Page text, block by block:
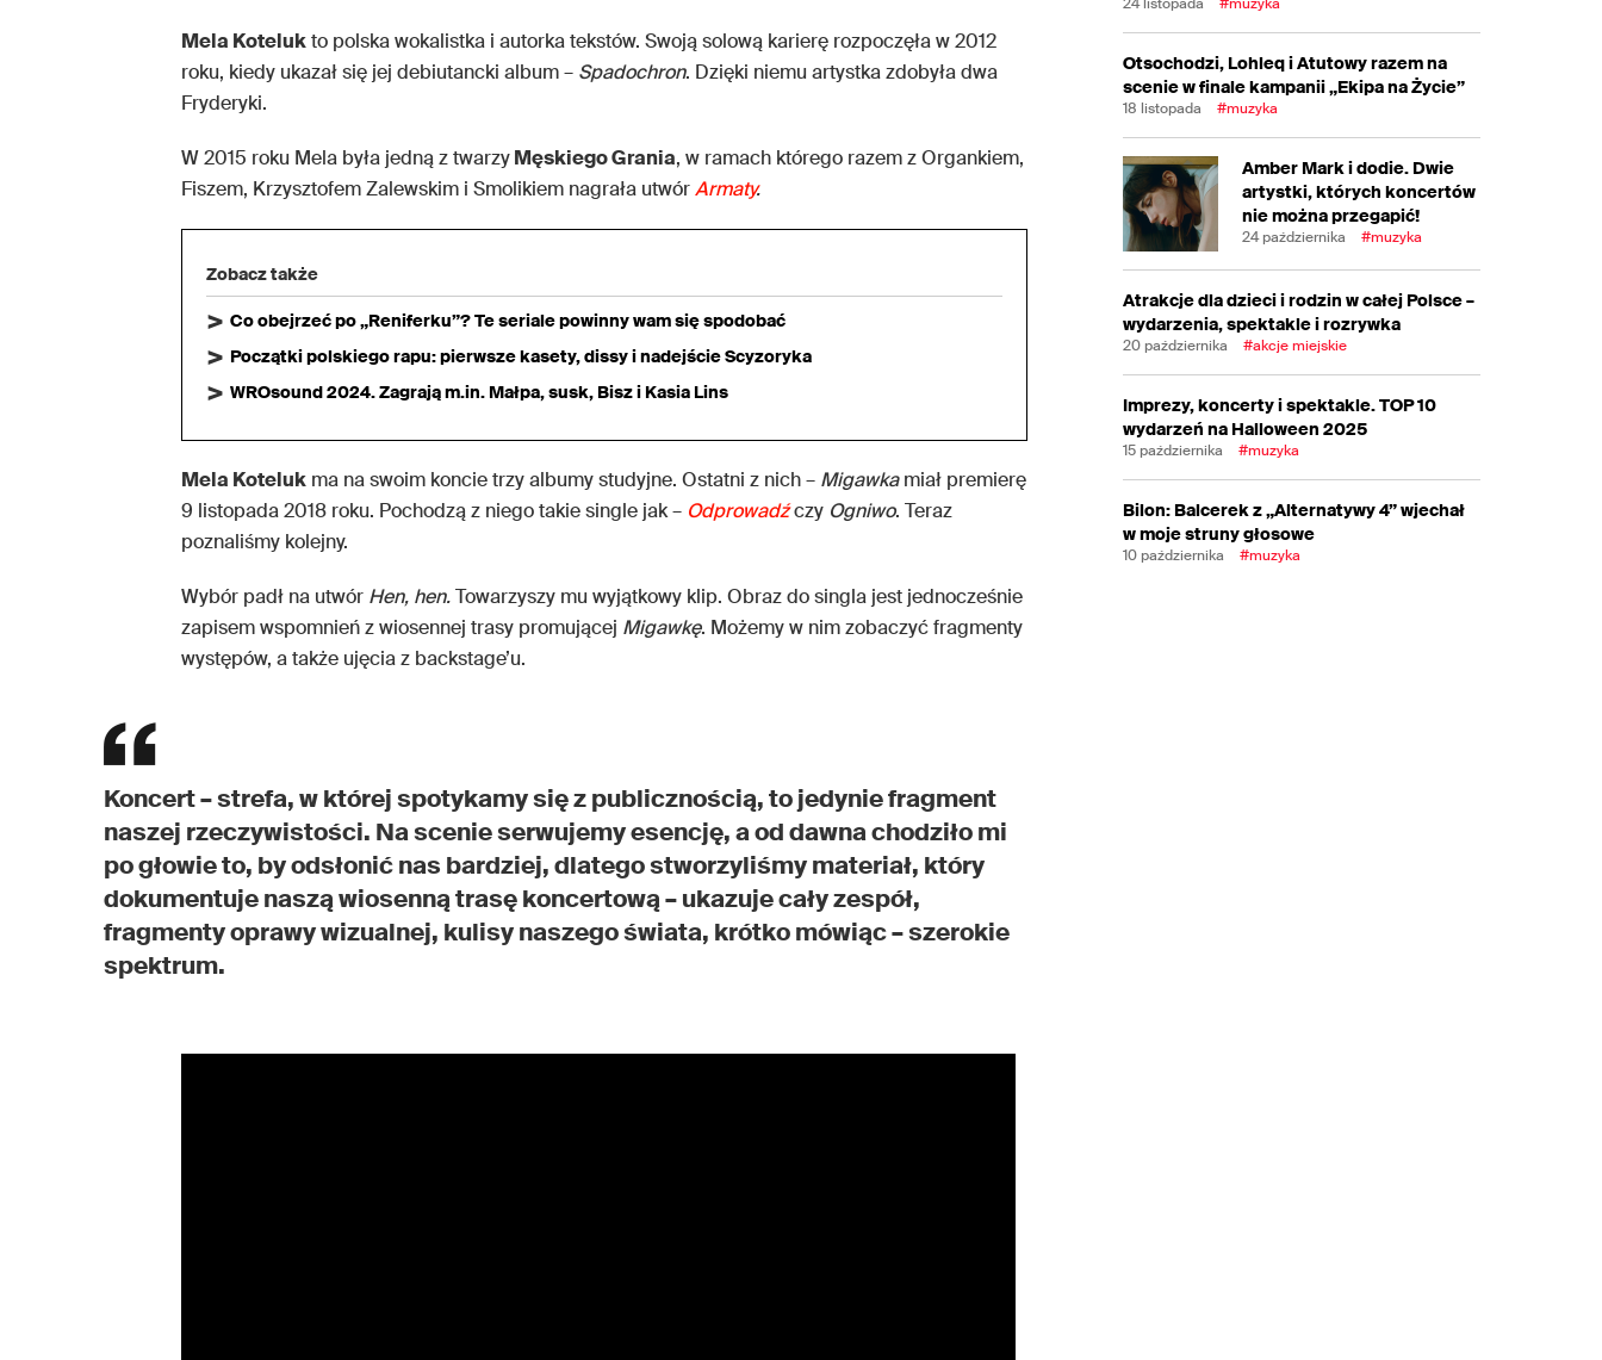
Mela Kotelukto polska wokalistka i autorka tekstów. Swoją solową karierę rozpoczęła w 2012
roku, kiedy ukazał się jej debiutancki album – Spadochron. Dzięki niemu artystka zdobyła dwa
Fryderyki.
W 2015 roku Mela była jedną z twarzyMęskiego Grania, w ramach którego razem z Organkiem,
Fiszem, Krzysztofem Zalewskim i Smolikiem nagrała utwórArmaty.
Zobacz także
Co obejrzeć po „Reniferku”? Te seriale powinny wam się spodobać
Początki polskiego rapu: pierwsze kasety, dissy i nadejście Scyzoryka
WROsound 2024. Zagrają m.in. Małpa, susk, Bisz i Kasia Lins
Mela Koteluk ma na swoim koncie trzy albumy studyjne. Ostatni z nich – Migawkamiał premierę
9 listopada 2018 roku. Pochodzą z niego takie single jak – Odprowadźczy Ogniwo. Teraz
poznaliśmy kolejny.
Wybór padł na utwór Hen, hen.Towarzyszy mu wyjątkowy klip. Obraz do singla jest jednocześnie
zapisem wspomnień z wiosennej trasy promującej Migawkę. Możemy w nim zobaczyć fragmenty
występów, a także ujęcia z backstage’u.
Koncert – strefa, w której spotykamy się z publicznością, to jedynie fragment
naszej rzeczywistości. Na scenie serwujemy esencję, a od dawna chodziło mi
po głowie to, by odsłonić nas bardziej, dlatego stworzyliśmy materiał, który
dokumentuje naszą wiosenną trasę koncertową – ukazuje cały zespół,
fragmenty oprawy wizualnej, kulisy naszego świata, krótko mówiąc – szerokie
spektrum.
Otsochodzi, Lohleq i Atutowy razem na
scenie w finale kampanii „Ekipa na Życie”
18 listopada #muzyka
Amber Mark i dodie. Dwie
artystki, których koncertów
nie można przegapić!
24 października #muzyka
Atrakcje dla dzieci i rodzin w całej Polsce –
wydarzenia, spektakle i rozrywka
20 października #akcje miejskie
Imprezy, koncerty i spektakle. TOP 10
wydarzeń na Halloween 2025
15 października #muzyka
Bilon: Balcerek z „Alternatywy 4” wjechał
w moje struny głosowe
10 października #muzyka